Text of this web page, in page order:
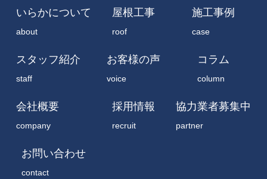
いらかについて
about
屋根工事
roof
施工事例
case
スタッフ紹介
staff
お客様の声
voice
コラム
column
会社概要
company
採用情報
recruit
協力業者募集中
partner
お問い合わせ
contact